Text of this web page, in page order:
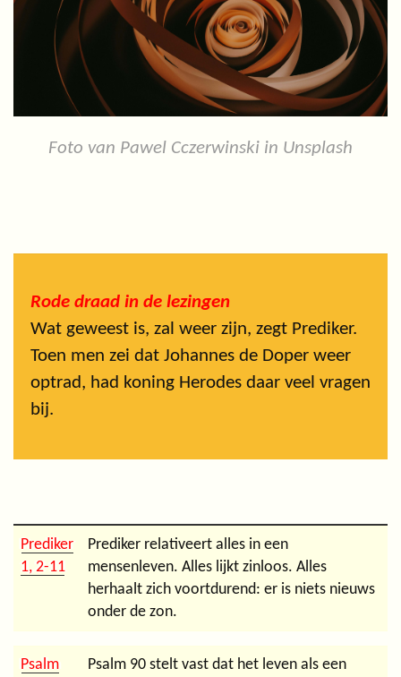
Foto van Pawel Cczerwinski in Unsplash
Rode draad in de lezingen
Wat geweest is, zal weer zijn, zegt Prediker.
Toen men zei dat Johannes de Doper weer
optrad, had koning Herodes daar veel vragen
bij.
Prediker
1, 2-11
Prediker relativeert alles in een
mensenleven. Alles lijkt zinloos. Alles
herhaalt zich voortdurend: er is niets nieuws
onder de zon.
Psalm
Psalm 90 stelt vast dat het leven als een